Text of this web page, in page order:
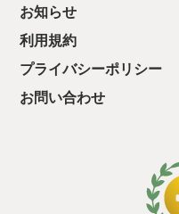
お知らせ
利用規約
プライバシーポリシー
お問い合わせ